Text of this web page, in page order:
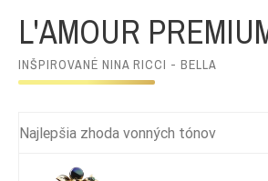
L'AMOUR
INŠPIROVANÉ NINA RICCI - BELLA
Najlepšia zhoda vonných tónov